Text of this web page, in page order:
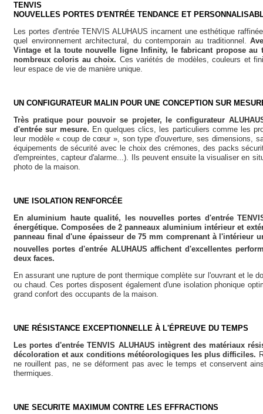
TENVIS
NOUVELLES PORTES D'ENTRÉE TENDANCE ET
Les portes d'entrée TENVIS ALUHAUS incarnent une esthétique
quel environnement architectural, du contemporain au traditionnel.
Vintage et la toute nouvelle ligne Infinity, le fabricant propose au
nombreux coloris au choix. Ces variétés de modèles, couleurs et
leur espace de vie de manière unique.
UN CONFIGURATEUR MALIN POUR UNE CONCEPTION SUR
Très pratique pour pouvoir se projeter, le configurateur
d'entrée sur mesure. En quelques clics, les particuliers comme les
leur modèle « coup de cœur », son type d'ouverture, ses dimensions,
équipements de sécurité avec le choix des crémones, des packs
d'empreintes, capteur d'alarme...). Ils peuvent ensuite la visualiser en
photo de la maison.
UNE ISOLATION RENFORCÉE
En aluminium haute qualité, les nouvelles portes d'entrée
énergétique. Composées de 2 panneaux aluminium intérieur et
panneau final d'une épaisseur de 75 mm comprenant à l'intérieur
nouvelles portes d'entrée ALUHAUS affichent d'excellentes
deux faces.
En assurant une rupture de pont thermique complète sur l'ouvrant et le
ou chaud. Ces portes disposent également d'une isolation phonique
grand confort des occupants de la maison.
UNE RÉSISTANCE EXCEPTIONNELLE À L'ÉPREUVE DU TEMPS
Les portes d'entrée TENVIS ALUHAUS intègrent des matériaux
décoloration et aux conditions météorologiques les plus difficiles.
ne rouillent pas, ne se déforment pas avec le temps et conservent
thermiques.
UNE SECURITE MAXIMUM CONTRE LES EFFRACTIONS